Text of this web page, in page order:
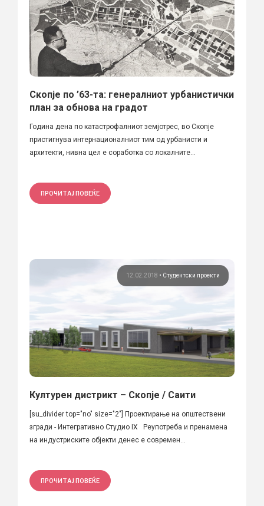
Скопје по ’63-та: генералниот урбанистички
план за обнова на градот
Година дена по катастрофалниот земјотрес, во Скопје
пристигнува интернационалниот тим од урбанисти и
архитекти, нивна цел е соработка со локалните...
ПРОЧИТАЈ ПОВЕЌЕ
12.02.2018 • Студентски проекти
Културен дистрикт – Скопје / Саити
[su_divider top="no" size="2"] Проектирање на општествени
згради - Интегративно Студио IX Реупотреба и пренамена
на индустриските објекти денес е современ...
ПРОЧИТАЈ ПОВЕЌЕ